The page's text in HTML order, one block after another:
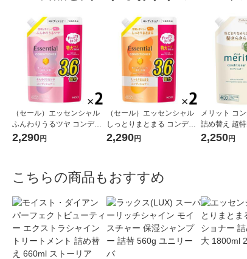
（セール）エッセンシャル
ふんわりうるツヤ コンディ
ショナー 詰替 大容量 1080m
l 2個 花王
2,290円
（セール）エッセンシャル
しっとりまとまる コンディ
ショナー 詰替 大容量 1080m
l 2個 花王
2,290円
メリット コ
詰め替え 超特
花王
2,250円
こちらの商品もおすすめ